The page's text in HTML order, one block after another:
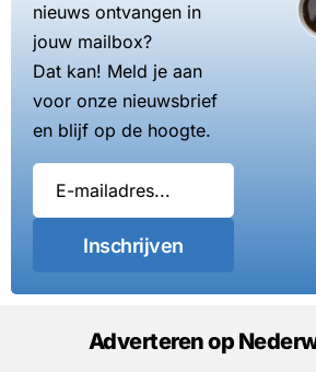
nieuws ontvangen in
jouw mailbox?
Dat kan! Meld je aan
voor onze nieuwsbrief
en blijf op de hoogte.
Inschrijven
Adverteren op